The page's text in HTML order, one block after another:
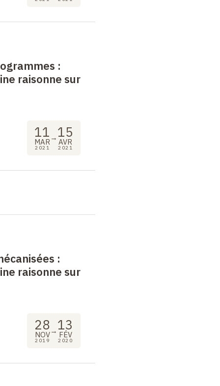
:
raisonne sur
11
MAR
2021
→ 15
AVR
2021
:
raisonne sur
28
NOV
2019
→ 13
FÉV
2020